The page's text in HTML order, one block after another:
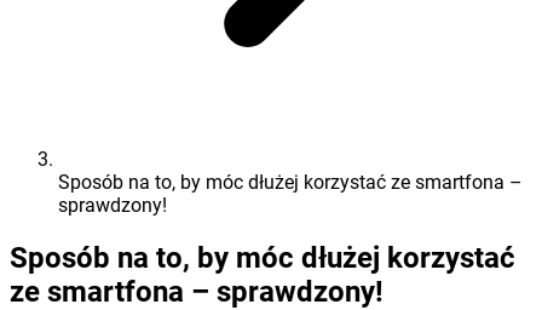
Sposób na to, by móc dłużej korzystać ze smartfona –
sprawdzony!
Sposób na to, by móc dłużej korzystać
ze smartfona – sprawdzony!